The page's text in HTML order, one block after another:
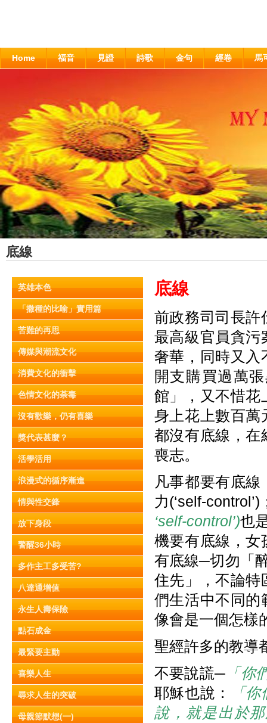
Home 福音 見證 詩歌 金句 經卷 馬
底線
英雄本色
「撒種的比喻」實用篇
苦難的再思
傳媒與潮流文化
消費文化的衝擊
色情文化的荼毒
沒有歡樂，仍有喜樂
獎代表甚麼？
活學活用
浪漫式的循序漸進
情與性交鋒
放下身段
警醒36小時
多作主工多受苦?
八達通增值
永生人壽保險
點石成金
最緊要主動
喜樂人生
尋求人生的突破
母親節默想(一)
底線
前政務司司長許
最高級官員貪污
奢華，同時又入
開支購買過萬
館」，又不惜花
身上花上數百萬
都沒有底線，在
喪志。
凡事都要有底
力(‘self-control’)
‘self-control’)也
機要有底線，女
有底線─切勿「
住先」，不論特
們生活中不同的
像會是一個怎樣
聖經許多的教導
不要說謊─「你
耶穌也說：
「
說，就是出於